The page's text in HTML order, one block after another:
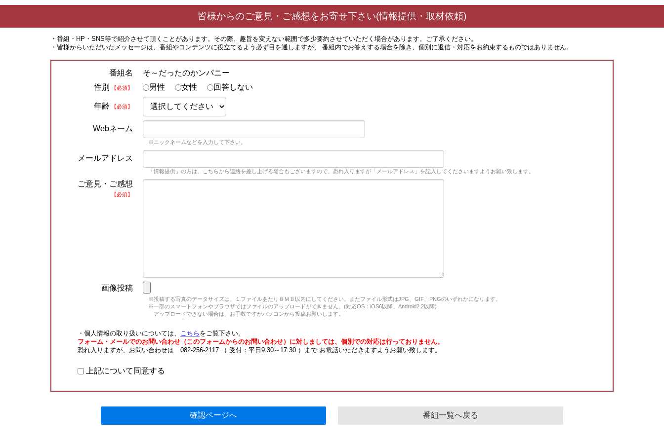
皆様からのご意見・ご感想をお寄せ下さい(情報提供・取材依頼)
・番組・HP・SNS等で紹介させて頂くことがあります。その際、趣旨を変えない範囲で多少要約させていただく場合があります。ご了承ください。
・皆様からいただいたメッセージは、番組やコンテンツに役立てるよう必ず目を通しますが、 番組内でお答えする場合を除き、個別に返信・対応をお約束するものではありません。
番組名
そ～だったのかンパニー
性別
【必須】 男性 女性 回答しない
年齢 【必須】
Webネーム
※ニックネームなどを入力して下さい。
メールアドレス
「情報提供」の方は、こちらから連絡を差し上げる場合もございますので、恐れ入りますが「メールアドレス」を記入してくださいますようお願い致します。
ご意見・ご感想
【必須】
画像投稿
※投稿する写真のデータサイズは、１ファイルあたり８ＭＢ以内にしてください。またファイル形式はJPG、GIF、PNGのいずれかになります。
※一部のスマートフォンやブラウザではファイルのアップロードができません。(対応OS：iOS6以降、Android2.2以降)
アップロードできない場合は、お手数ですがパソコンから投稿お願いします。
・個人情報の取り扱いについては、 こちら をご覧下さい。
フォーム・メールでのお問い合わせ（このフォームからのお問い合わせ）に対しましては、個別での対応は行っておりません。
恐れ入りますが、お問い合わせは 082-256-2117 （ 受付：平日9:30～17:30 ）まで お電話いただきますようお願い致します。
上記について同意する
確認ページへ 番組一覧へ戻る